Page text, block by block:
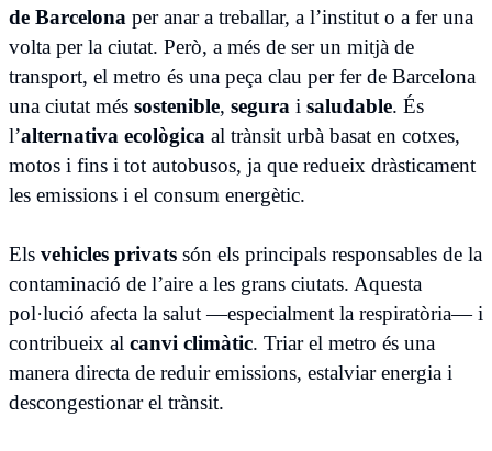
de Barcelona per anar a treballar, a l’institut o a fer una
volta per la ciutat. Però, a més de ser un mitjà de
transport, el metro és una peça clau per fer de Barcelona
una ciutat més sostenible, segura i saludable. És
l’alternativa ecològica al trànsit urbà basat en cotxes,
motos i fins i tot autobusos, ja que redueix dràsticament
les emissions i el consum energètic.
Els vehicles privats són els principals responsables de la
contaminació de l’aire a les grans ciutats. Aquesta
pol·lució afecta la salut —especialment la respiratòria— i
contribueix al canvi climàtic. Triar el metro és una
manera directa de reduir emissions, estalviar energia i
descongestionar el trànsit.